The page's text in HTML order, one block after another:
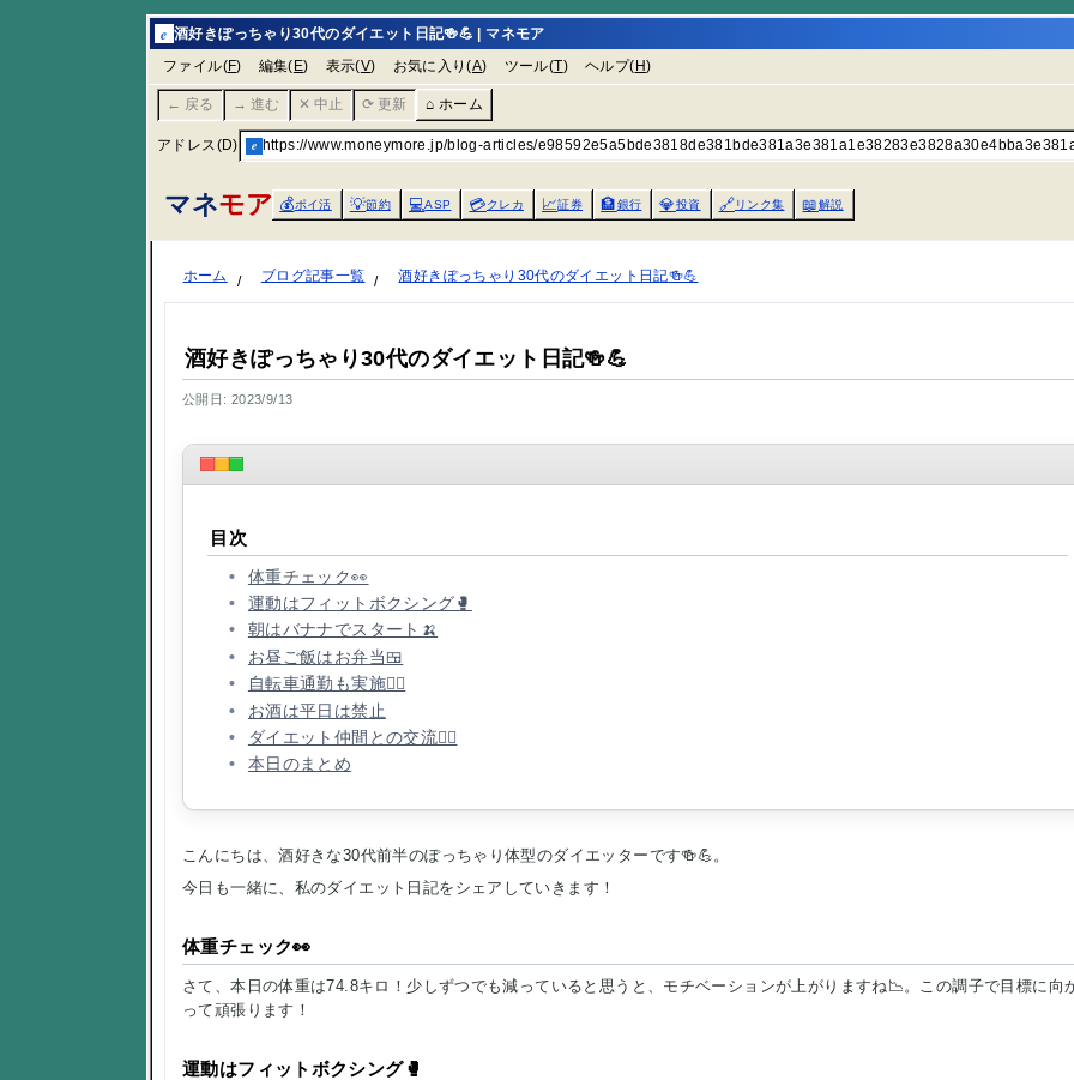
e 酒好きぽっちゃり30代のダイエット日記🍻💪 | マネモア
ファイル(F) 編集( E) 表示(V) お気に入り(A) ツール(T) ヘルプ( H)
← 戻る → 進む ✕ 中止 ⟳ 更新 ⌂ ホーム
アドレス(D) e https://www.moneymore.jp/blog-articles/
マネモア 💰ポイ活 💡節約 💻ASP 💳クレカ 📈証券 🏦銀行 💎投資 🔗リンク集 📖解説
ホーム ブログ記事一覧 酒好きぽっちゃり30代のダイエット日記🍻💪
酒好きぽっちゃり30代のダイエット日記🍻💪
公開日: 2023/9/13
目次
体重チェック👀
運動はフィットボクシング🥊
朝はバナナでスタート🍌
お昼ご飯はお弁当🍱
自転車通勤も実施🚴‍♀️
お酒は平日は禁止
ダイエット仲間との交流👯‍♀️
本日のまとめ
こんにちは、酒好きな30代前半のぽっちゃり体型のダイエッターです🍻💪。
今日も一緒に、私のダイエット日記をシェアしていきます！
体重チェック👀
さて、本日の体重は74.8キロ！少しずつでも減っていると思うと、モチベーションが上がりますね📉。この調子で目標に向
って頑張ります！
運動はフィットボクシング🥊